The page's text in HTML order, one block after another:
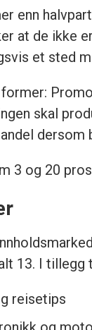
enn
at de ikke
et sted
skal
3 og 20
13. I
reisetips